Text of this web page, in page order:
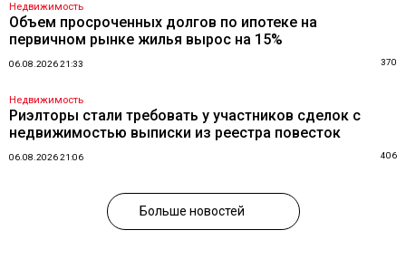
Недвижимость
Объем просроченных долгов по ипотеке на
первичном рынке жилья вырос на 15%
06.08.2026 21:33 370
Недвижимость
Риэлторы стали требовать у участников сделок с
недвижимостью выписки из реестра повесток
06.08.2026 21:06 406
Больше новостей